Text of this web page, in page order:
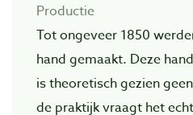
Productie
Tot ongeveer 1850
hand gemaakt. Deze
is theoretisch gezien
de praktijk vraagt het